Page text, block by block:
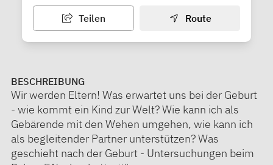
Teilen Route
BESCHREIBUNG
Wir werden Eltern! Was erwartet uns bei der Geburt
- wie kommt ein Kind zur Welt? Wie kann ich als
Gebärende mit den Wehen umgehen, wie kann ich
als begleitender Partner unterstützen? Was
geschieht nach der Geburt - Untersuchungen beim